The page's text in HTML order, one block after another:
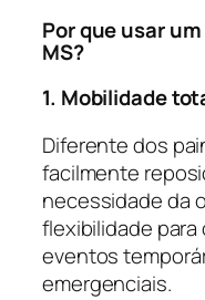
Por que usar
MS?
1. Mobilidade
Diferente dos
facilmente
necessidade da
flexibilidade para
eventos
emergenciais.